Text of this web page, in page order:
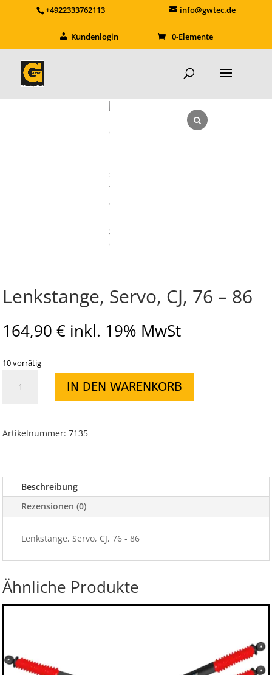
+4922333762113 info@gwtec.de
Kundenlogin 0-Elemente
Lenkstange, Servo, CJ, 76 – 86
164,90 € inkl. 19% MwSt
10 vorrätig
Servo,
-
IN DEN WARENKORB
Artikelnummer: 7135
Beschreibung
Rezensionen (0)
Lenkstange, Servo, CJ, 76 - 86
Ähnliche Produkte